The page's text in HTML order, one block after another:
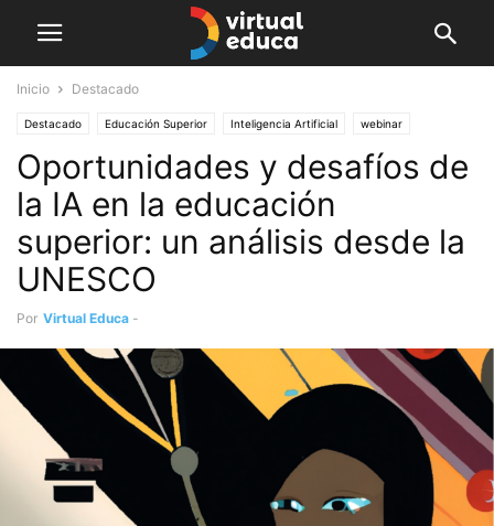
Inicio Destacado
Destacado Educación Superior Inteligencia Artificial webinar
Oportunidades y desafíos de
la IA en la educación
superior: un análisis desde la
UNESCO
Por Virtual Educa -